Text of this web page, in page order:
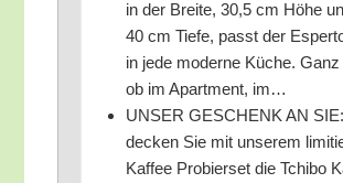
in der Brei­te, 30,5 cm Höhe
40 cm Tie­fe, passt der
in jede moder­ne Küche. Ganz
ob im Apart­ment, im…
UNSER GESCHENK AN
de­cken Sie mit unse­rem
Kaf­fee Pro­bier­set die Tchi­bo